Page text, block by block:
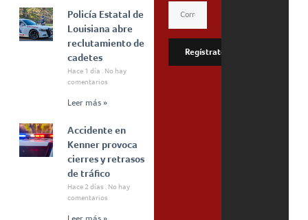
Policía Estatal de
Louisiana abre
reclutamiento de
cadetes
Hace 1 día
No hay
comentarios
Leer más »
Accidente en
Kenner provoca
cierres y retrasos
de tráfico
Hace 2 días
No hay
comentarios
Regístrate